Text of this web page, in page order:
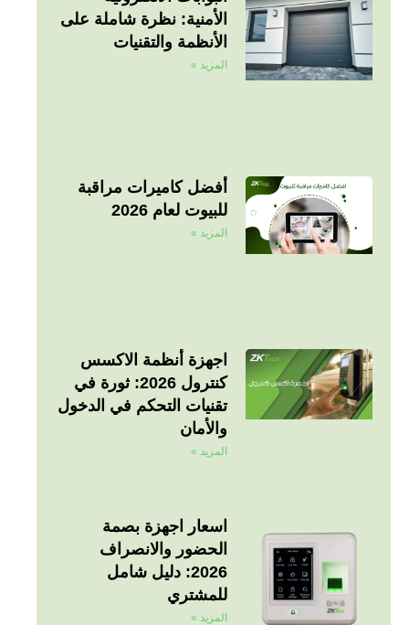
الأمنية: نظرة شاملة على
الأنظمة والتقنيات
المزيد »
أفضل كاميرات مراقبة
للبيوت لعام 2026
المزيد »
اجهزة أنظمة الاكسس
كنترول 2026: ثورة في
تقنيات التحكم في الدخول
والأمان
المزيد »
اسعار اجهزة بصمة
الحضور والانصراف
2026: دليل شامل
للمشتري
المزيد »